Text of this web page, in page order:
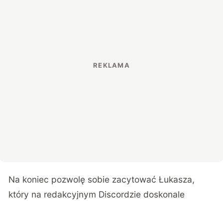
Na koniec pozwolę sobie zacytować Łukasza,
który na redakcyjnym Discordzie doskonale